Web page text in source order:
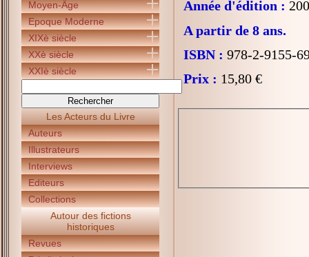
Moyen-Âge
Epoque Moderne
XIXè siècle
XXè siècle
XXIè siècle
Les Acteurs du Livre
Auteurs
Illustrateurs
Interviews
Editeurs
Collections
Autour des fictions
historiques
Revues
Année d'édition :
A partir de 8 ans.
ISBN : 978-2-9155-
Prix : 15,80 €